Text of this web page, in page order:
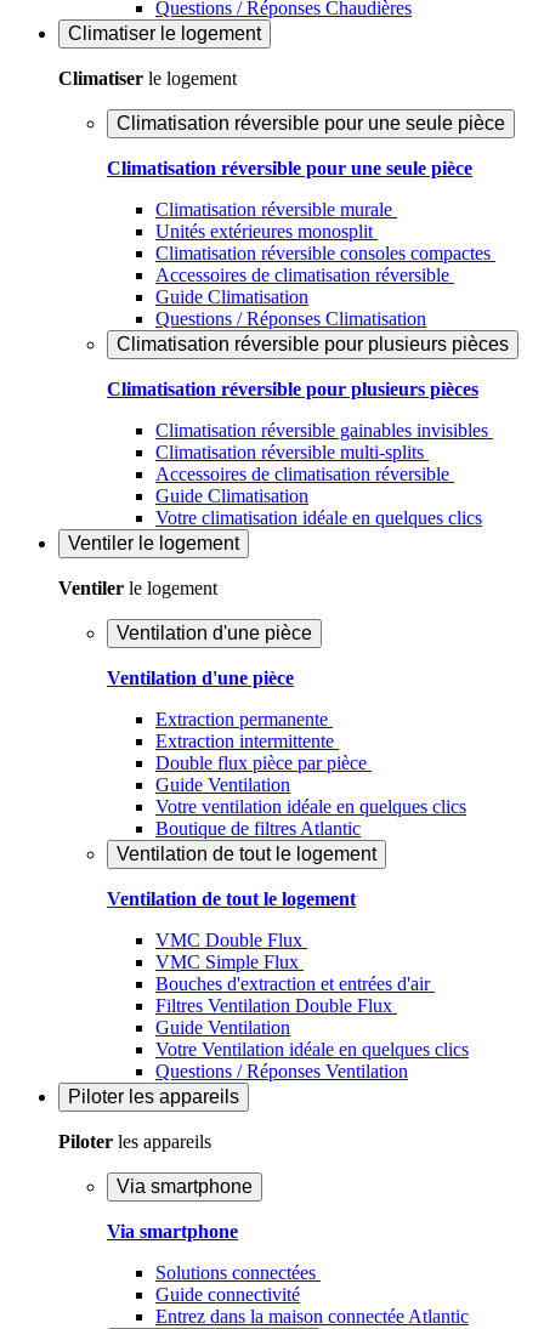
Questions / Réponses Chaudières
Climatiser le logement
Climatiser le logement
Climatisation réversible pour une seule pièce
Climatisation réversible pour une seule pièce
Climatisation réversible murale
Unités extérieures monosplit
Climatisation réversible consoles compactes
Accessoires de climatisation réversible
Guide Climatisation
Questions / Réponses Climatisation
Climatisation réversible pour plusieurs pièces
Climatisation réversible pour plusieurs pièces
Climatisation réversible gainables invisibles
Climatisation réversible multi-splits
Accessoires de climatisation réversible
Guide Climatisation
Votre climatisation idéale en quelques clics
Ventiler le logement
Ventiler le logement
Ventilation d'une pièce
Ventilation d'une pièce
Extraction permanente
Extraction intermittente
Double flux pièce par pièce
Guide Ventilation
Votre ventilation idéale en quelques clics
Boutique de filtres Atlantic
Ventilation de tout le logement
Ventilation de tout le logement
VMC Double Flux
VMC Simple Flux
Bouches d'extraction et entrées d'air
Filtres Ventilation Double Flux
Guide Ventilation
Votre Ventilation idéale en quelques clics
Questions / Réponses Ventilation
Piloter les appareils
Piloter les appareils
Via smartphone
Via smartphone
Solutions connectées
Guide connectivité
Entrez dans la maison connectée Atlantic